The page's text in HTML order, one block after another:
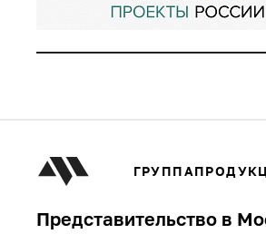
ГРУППА
Представительство в